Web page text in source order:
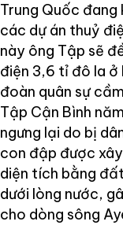
Trung Quốc đang
các dự án thuỷ
này ông Tập sẽ
điện 3,6 tỉ đô la ở
đoàn quân sự
Tập Cận Bình
ngưng lại do bị
con đập được
diện tích bằng
dưới lòng nước,
cho dòng sông